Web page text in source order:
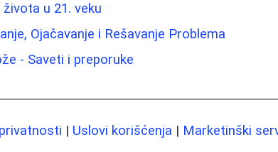
u 21. veku
Ojačavanje i Rešavanje Problema
- Saveti i preporuke
| Uslovi korišćenja | Marketinški